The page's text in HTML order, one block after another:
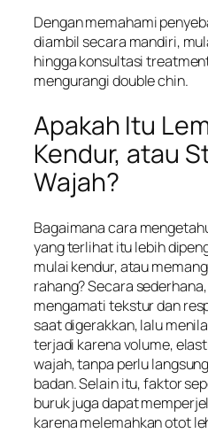
Dengan memahami
diambil secara mandiri,
hingga konsultasi
mengurangi double chin.
Apakah Itu
Kendur, atau
Wajah?
Bagaimana cara
yang terlihat itu lebih
mulai kendur, atau
rahang? Secara
mengamati tekstur dan
saat digerakkan, lalu
terjadi karena volume,
wajah, tanpa perlu
badan. Selain itu, faktor
buruk juga dapat
karena melemahkan otot